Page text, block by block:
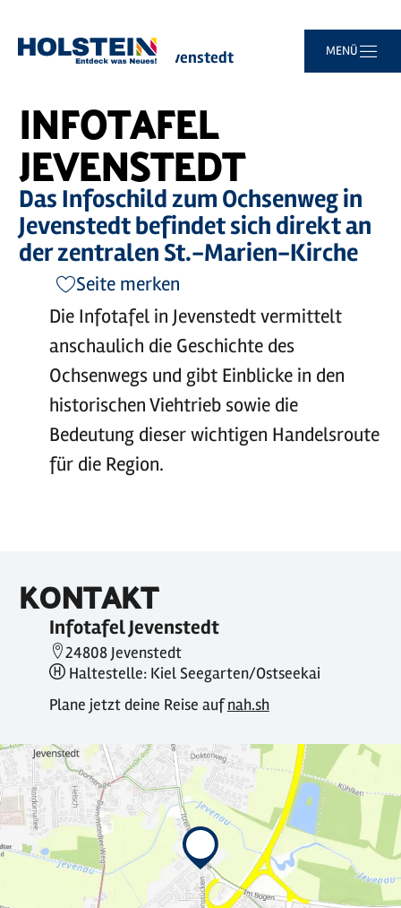
Hauptinhalt
Suche
Navigation
Footer
MENÜ
Sie
Startseite Infotafel Jevenstedt
INFOTAFEL
JEVENSTEDT
Das Infoschild zum Ochsenweg in
Jevenstedt befindet sich direkt an
der zentralen St.-Marien-Kirche
Seite merken
Die Infotafel in Jevenstedt vermittelt
anschaulich die Geschichte des
Ochsenwegs und gibt Einblicke in den
historischen Viehtrieb sowie die
Bedeutung dieser wichtigen Handelsroute
für die Region.
KONTAKT
Infotafel Jevenstedt
24808 Jevenstedt
Haltestelle: Kiel Seegarten/Ostseekai
Plane jetzt deine Reise aufnah.sh